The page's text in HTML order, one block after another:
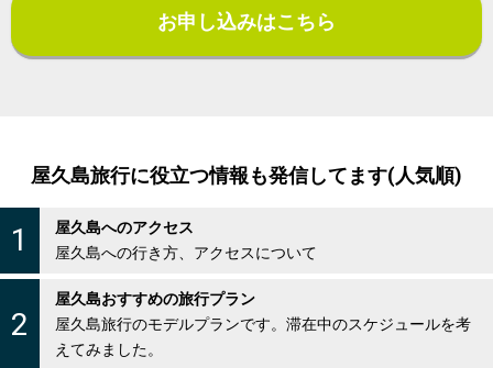
×縄文杉 △ツアー要問合せ
9/22(火)
9/26(土)
◯全ツアー受付可
9/28(月)
◯全ツアー受付可
9/30(水)
◯全ツアー受付可
10/1(木)
◯全ツアー受付可
10/2(金)
◯全ツアー受付可
お申し込みはこちら
屋久島旅行に役立つ情報も発信してます(人気順)
1
屋久島へのアクセス
屋久島への行き方、アクセスについて
2
屋久島おすすめの旅行プラン
屋久島旅行のモデルプランです。滞在中のスケジュールを考
えてみました。